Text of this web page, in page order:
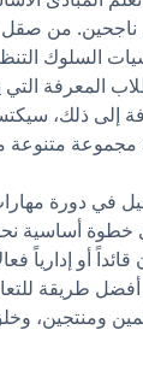
ناجحين. من
السلوك
المعرفة التي
إلى ذلك،
مجموعة متنوعة
في دورة
خطوة أساسية
أو إدارياً
أفضل طريقة
ومنتجين،